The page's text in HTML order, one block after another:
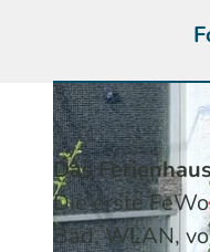
Das
Die erste
Bad, WLAN,